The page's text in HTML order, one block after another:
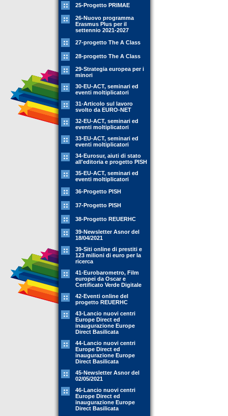
25-Progetto PRIMAE
26-Nuovo programma
Erasmus Plus per il
settennio 2021-2027
27-progetto The A Class
28-progetto The A Class
29-Strategia europea per i
minori
30-EU-ACT, seminari ed
eventi moltiplicatori
31-Articolo sul lavoro
svolto da EURO-NET
32-EU-ACT, seminari ed
eventi moltiplicatori
33-EU-ACT, seminari ed
eventi moltiplicatori
34-Eurosur, aiuti di stato
all'editoria e progetto PISH
35-EU-ACT, seminari ed
eventi moltiplicatori
36-Progetto PISH
37-Progetto PISH
38-Progetto REUERHC
39-Newsletter Asnor del
18/04/2021
39-Siti online di prestiti e
123 milioni di euro per la
ricerca
41-Eurobarometro, Film
europei da Oscar e
Certificato Verde Digitale
42-Eventi online del
progetto REUERHC
43-Lancio nuovi centri
Europe Direct ed
inaugurazione Europe
Direct Basilicata
44-Lancio nuovi centri
Europe Direct ed
inaugurazione Europe
Direct Basilicata
45-Newsletter Asnor del
02/05/2021
46-Lancio nuovi centri
Europe Direct ed
inaugurazione Europe
Direct Basilicata